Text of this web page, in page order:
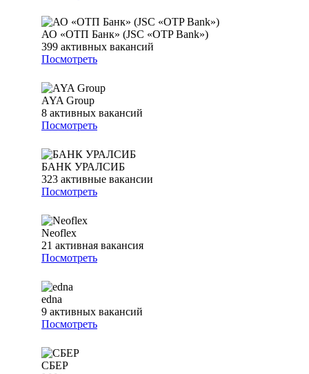
АО «ОТП Банк» (JSC «OTP Bank»)
399 активных вакансий
Посмотреть
AYA Group
8 активных вакансий
Посмотреть
БАНК УРАЛСИБ
323 активные вакансии
Посмотреть
Neoflex
21 активная вакансия
Посмотреть
edna
9 активных вакансий
Посмотреть
СБЕР